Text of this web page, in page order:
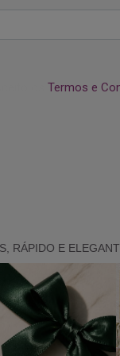
RÁPIDO E